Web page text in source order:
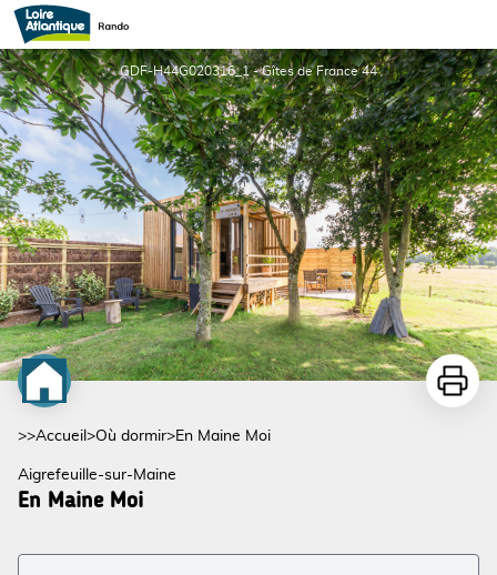
En Maine Moi
GDF-H44G020316_1 - Gîtes de France 44
Voir l'image en plein écran
>>Accueil >Où dormir>En Maine Moi
Aigrefeuille-sur-Maine
En Maine Moi